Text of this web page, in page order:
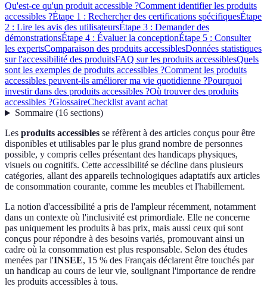
Qu'est-ce qu'un produit accessible ?Comment identifier les produits
accessibles ?Étape 1 : Rechercher des certifications spécifiquesÉtape
2 : Lire les avis des utilisateursÉtape 3 : Demander des
démonstrationsÉtape 4 : Évaluer la conceptionÉtape 5 : Consulter
les expertsComparaison des produits accessiblesDonnées statistiques
sur l'accessibilité des produitsFAQ sur les produits accessiblesQuels
sont les exemples de produits accessibles ?Comment les produits
accessibles peuvent-ils améliorer ma vie quotidienne ?Pourquoi
investir dans des produits accessibles ?Où trouver des produits
accessibles ?GlossaireChecklist avant achat
Sommaire(16 sections)
Les produits accessibles se réfèrent à des articles conçus pour être
disponibles et utilisables par le plus grand nombre de personnes
possible, y compris celles présentant des handicaps physiques,
visuels ou cognitifs. Cette accessibilité se décline dans plusieurs
catégories, allant des appareils technologiques adaptatifs aux articles
de consommation courante, comme les meubles et l'habillement.
La notion d'accessibilité a pris de l'ampleur récemment, notamment
dans un contexte où l'inclusivité est primordiale. Elle ne concerne
pas uniquement les produits à bas prix, mais aussi ceux qui sont
conçus pour répondre à des besoins variés, promouvant ainsi un
cadre où la consommation est plus responsable. Selon des études
menées par l'INSEE, 15 % des Français déclarent être touchés par
un handicap au cours de leur vie, soulignant l'importance de rendre
les produits accessibles à tous.